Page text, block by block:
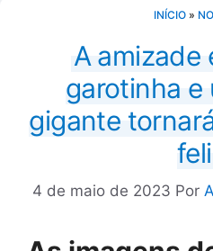
INÍCIO »
A amizade
garotinha e
gigante
4 de maio de 2023 Por